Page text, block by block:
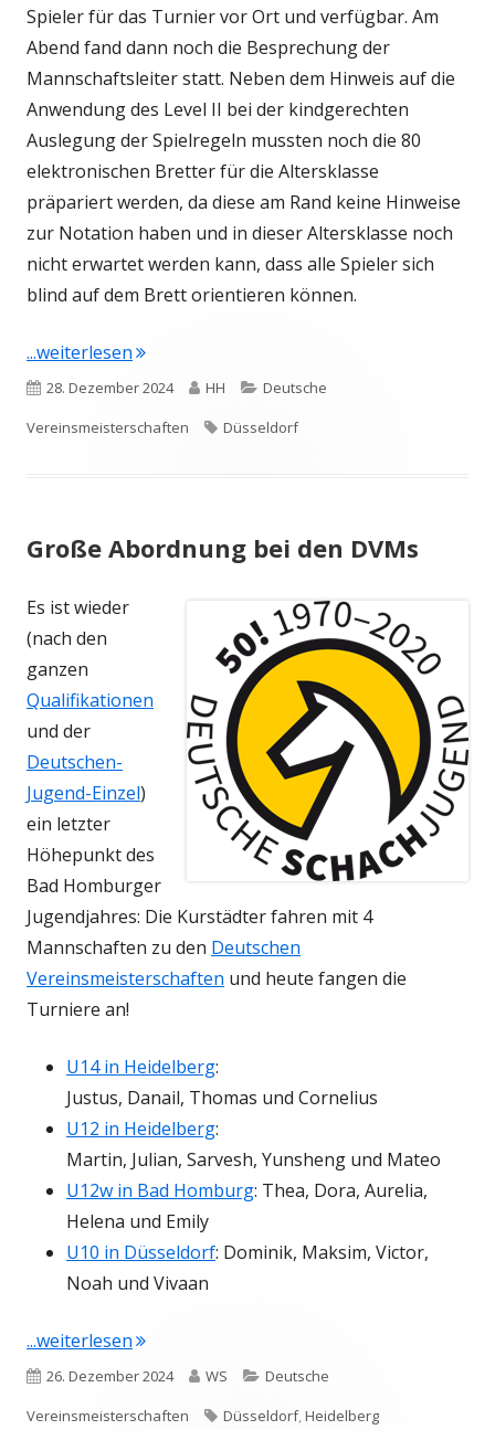
Spieler für das Turnier vor Ort und verfügbar. Am
Abend fand dann noch die Besprechung der
Mannschaftsleiter statt. Neben dem Hinweis auf die
Anwendung des Level II bei der kindgerechten
Auslegung der Spielregeln mussten noch die 80
elektronischen Bretter für die Altersklasse
präpariert werden, da diese am Rand keine Hinweise
zur Notation haben und in dieser Altersklasse noch
nicht erwartet werden kann, dass alle Spieler sich
blind auf dem Brett orientieren können.
...weiterlesen"DVM U10 Erster Tag: Auftaktsieg und zwei
Veröffentlicht
am
28. Dezember 2024 Autor
HH Kategorien
Deutsche
Vereinsmeisterschaften
Schlagwörter
Düsseldorf
Große Abordnung bei den DVMs
Es ist wieder
(nach den
ganzen
Qualifikationen
und der
Deutschen-
Jugend-Einzel)
ein letzter
Höhepunkt des
Bad Homburger
Jugendjahres: Die Kurstädter fahren mit 4
Mannschaften zu den Deutschen
Vereinsmeisterschaften und heute fangen die
Turniere an!
U14 in Heidelberg:
Justus, Danail, Thomas und Cornelius
U12 in Heidelberg:
Martin, Julian, Sarvesh, Yunsheng und Mateo
U12w in Bad Homburg: Thea, Dora, Aurelia,
Helena und Emily
U10 in Düsseldorf: Dominik, Maksim, Victor,
Noah und Vivaan
...weiterlesen"Große Abordnung bei den DVMs"
Veröffentlicht
am
26. Dezember 2024 Autor
WS Kategorien
Deutsche
Vereinsmeisterschaften
Schlagwörter
Düsseldorf,Heidelberg